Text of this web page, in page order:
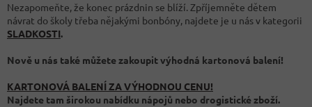
Nezapomeňte, že konec prázdnin se blíží. Zpříjemněte dětem
návrat do školy třeba nějakými bonbóny, najdete je u nás v kategorii
SLADKOSTI.
Nově u nás také můžete zakoupit výhodná kartonová balení!
KARTONOVÁ BALENÍ ZA VÝHODNOU CENU!
Najdete tam širokou nabídku nápojů nebo drogistické zboží.